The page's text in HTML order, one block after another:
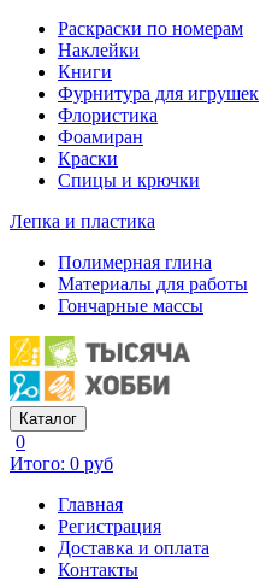
Раскраски по номерам
Наклейки
Книги
Фурнитура для игрушек
Флористика
Фоамиран
Краски
Спицы и крючки
Лепка и пластика
Полимерная глина
Материалы для работы
Гончарные массы
Каталог
0
Итого: 0 руб
Главная
Регистрация
Доставка и оплата
Контакты